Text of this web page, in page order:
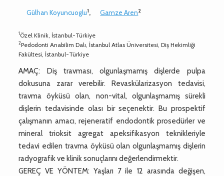
Gülhan Koyuncuoglu1, Gamze Aren2
1Özel Klinik, İstanbul-Türkiye
2Pedodonti Anabilim Dalı, İstanbul Atlas Üniversitesi, Diş Hekimliği
Fakültesi, İstanbul-Türkiye
AMAÇ: Diş travması, olgunlaşmamış dişlerde pulpa
dokusuna zarar verebilir. Revaskülarizasyon tedavisi,
travma öyküsü olan, non-vital, olgunlaşmamış sürekli
dişlerin tedavisinde olası bir seçenektir. Bu prospektif
çalışmanın amacı, rejeneratif endodontik prosedürler ve
mineral trioksit agregat apeksifikasyon teknikleriyle
tedavi edilen travma öyküsü olan olgunlaşmamış dişlerin
radyografik ve klinik sonuçlarını değerlendirmektir.
GEREÇ VE YÖNTEM: Yaşları 7 ile 12 arasında değişen,